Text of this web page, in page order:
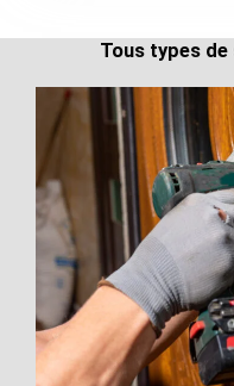
Tous types